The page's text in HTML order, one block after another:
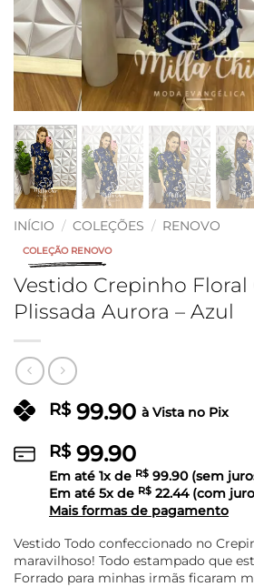
INÍCIO / COLEÇÕES / RENOVO
COLEÇÃO RENOVO
Vestido Crepinho Floral
Plissada Aurora – Azul
R$99.90 à Vista no Pix
R$99.90
Em até 1x de R$ 99.90(sem
Em até 5x de R$ 22.44(com
Mais formas de pagamento
Vestido Todo confeccionado no
maravilhoso! Todo estampado que
Forrado para minhas irmãs ficaram